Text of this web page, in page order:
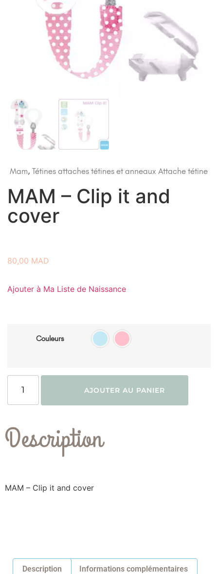
Mam, Tétines attaches tétines et anneaux Attache tétine
MAM – Clip it and
cover
80,00 MAD
Ajouter à Ma Liste de Naissance
Couleurs
AJOUTER AU PANIER
Description
MAM – Clip it and cover
Description Informations complémentaires